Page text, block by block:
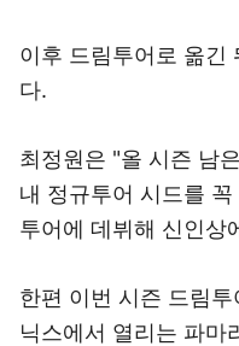
이후 드림투어로 옮긴
다.
최정원은 "올 시즌 남
내 정규투어 시드를
투어에 데뷔해 신인상
한편 이번 시즌 드림
닉스에서 열리는 파마